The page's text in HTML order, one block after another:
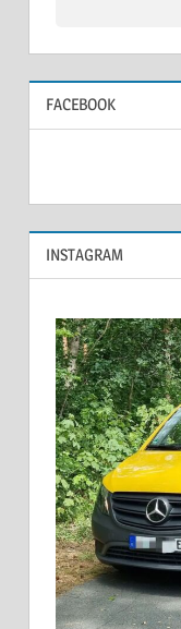
FACEBOOK
INSTAGRAM